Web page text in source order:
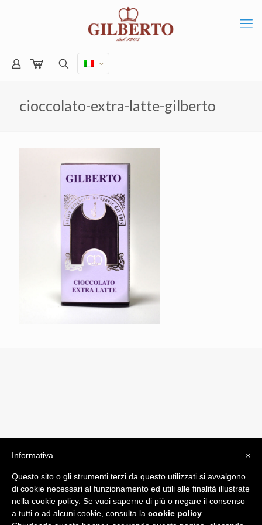
cioccolato-extra-latte-gilberto
byComunicatori su Misura srl
Termini e Condizioni di Vendita - Terms and Conditions
ITA:
×
Informativa
Questo sito o gli strumenti terzi da questo utilizzati si avvalgono
di cookie necessari al funzionamento ed utili alle finalità illustrate
nella cookie policy. Se vuoi saperne di più o negare il consenso
a tutti o ad alcuni cookie, consulta la cookie policy